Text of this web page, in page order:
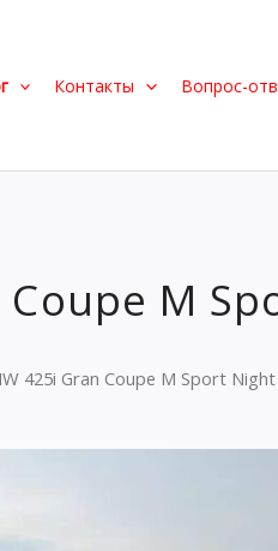
Контакты Вопрос-
Coupe M
425i Gran Coupe M Sport